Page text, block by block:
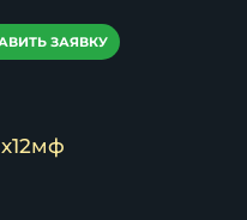
ЗАЯВКУ